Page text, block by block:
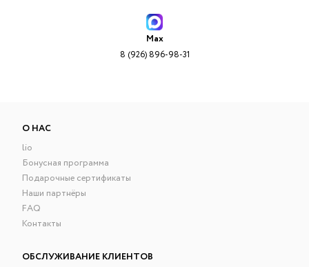
Max
8 (926) 896-98-31
О НАС
lio
Бонусная программа
Подарочные сертификаты
Наши партнёры
FAQ
Контакты
ОБСЛУЖИВАНИЕ КЛИЕНТОВ